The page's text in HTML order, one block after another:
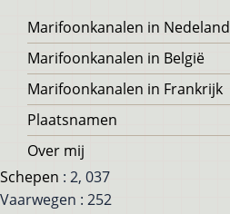
Voet
Marifoonkanalen in Nedeland
Marifoonkanalen in België
Marifoonkanalen in Frankrijk
Plaatsnamen
Over mij
Schepen : 2, 037
Vaarwegen : 252